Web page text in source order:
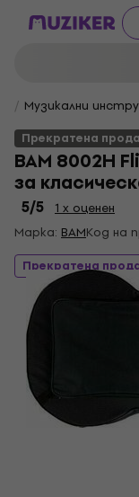
Музикални
Прекратена
BAM 8002H
за
5/5
1 x оценен
Марка: BAMКод на
Прекратена